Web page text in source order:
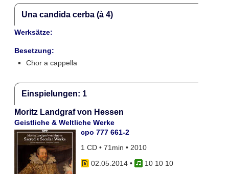
Una candida cerba (à 4)
Werksätze:
Besetzung:
Chor a cappella
Einspielungen: 1
Moritz Landgraf von Hessen
Geistliche & Weltliche Werke
cpo 777 661-2
1 CD • 71min • 2010
02.05.2014•
10 10 10